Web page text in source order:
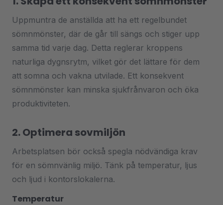
Uppmuntra de anställda att ha ett regelbundet
sömnmönster, där de går till sängs och stiger upp
samma tid varje dag. Detta reglerar kroppens
naturliga dygnsrytm, vilket gör det lättare för dem
att somna och vakna utvilade. Ett konsekvent
sömnmönster kan minska sjukfrånvaron och öka
produktiviteten.
2. Optimera sovmiljön
Arbetsplatsen bör också spegla nödvändiga krav
för en sömnvänlig miljö. Tänk på temperatur, ljus
och ljud i kontorslokalerna.
Temperatur